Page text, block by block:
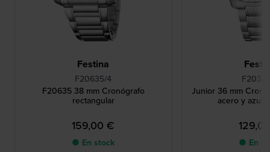
Festina
F20635/4
F20635 38 mm Cronógrafo
rectangular
159,00 €
● En stock
Junior 36 mm
acero y azul
● En